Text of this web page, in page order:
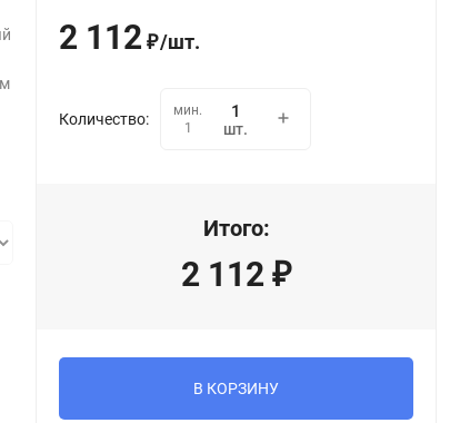
2 112 ₽/шт.
Количество:
мин.
1
шт.
Итого:
2 112 ₽
В КОРЗИНУ